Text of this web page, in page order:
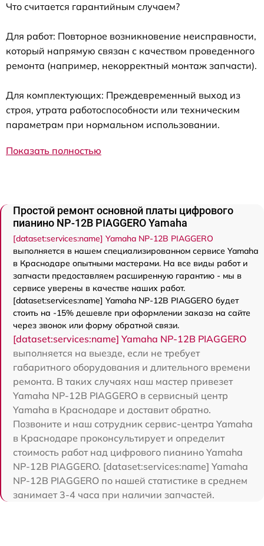
Что считается гарантийным случаем?
Для работ: Повторное возникновение неисправности,
который напрямую связан с качеством проведенного
ремонта (например, некорректный монтаж запчасти).
Для комплектующих: Преждевременный выход из
строя, утрата работоспособности или техническим
параметрам при нормальном использовании.
Показать полностью
Простой ремонт основной платы цифрового
пианино NP-12B PIAGGERO Yamaha
[dataset:services:name] Yamaha NP-12B PIAGGERO
выполняется в нашем специализированном сервисе Yamaha
в Краснодаре опытными мастерами. На все виды работ и
запчасти предоставляем расширенную гарантию - мы в
сервисе уверены в качестве наших работ.
[dataset:services:name] Yamaha NP-12B PIAGGERO будет
стоить на -15% дешевле при оформлении заказа на сайте
через звонок или форму обратной связи.
[dataset:services:name] Yamaha NP-12B PIAGGERO
выполняется на выезде, если не требует
габаритного оборудования и длительного времени
ремонта. В таких случаях наш мастер привезет
Yamaha NP-12B PIAGGERO в сервисный центр
Yamaha в Краснодаре и доставит обратно.
Позвоните и наш сотрудник сервис-центра Yamaha
в Краснодаре проконсультирует и определит
стоимость работ над цифрового пианино Yamaha
NP-12B PIAGGERO. [dataset:services:name] Yamaha
NP-12B PIAGGERO по нашей статистике в среднем
занимает 3-4 часа при наличии запчастей.